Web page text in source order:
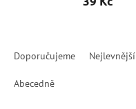
Doporučujeme Nejlevnější
Abecedně